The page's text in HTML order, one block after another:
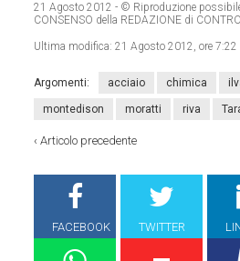
21 Agosto 2012 - © Riproduzione
CONSENSO della REDAZIONE di
Ultima modifica:21 Agosto 2012, ore 7:22
Argomenti: acciaio chimica
montedison moratti riva
‹Articolo precedente
FACEBOOK TWITTER